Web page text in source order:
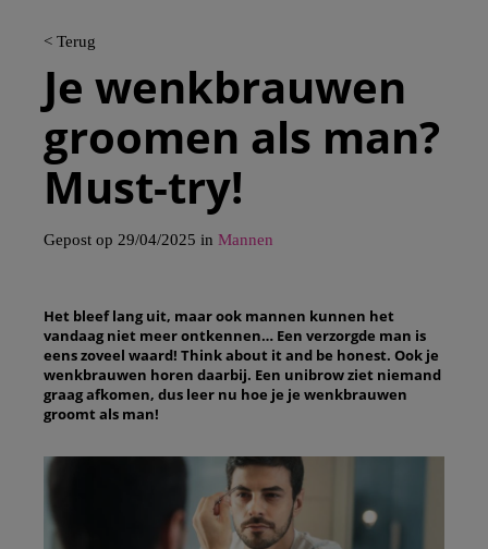
< Terug
Je wenkbrauwen
groomen als man?
Must-try!
Gepost op 29/04/2025 in Mannen
Het bleef lang uit, maar ook mannen kunnen het
vandaag niet meer ontkennen… Een verzorgde man is
eens zoveel waard! Think about it and be honest. Ook je
wenkbrauwen horen daarbij. Een unibrow ziet niemand
graag afkomen, dus leer nu hoe je je wenkbrauwen
groomt als man!